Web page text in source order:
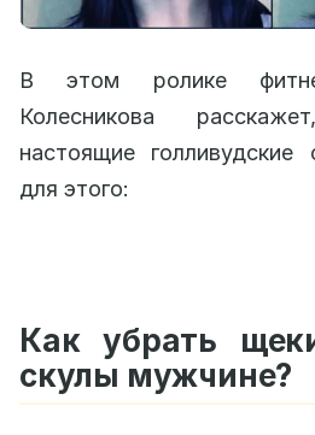
В этом ролике
Колесникова
настоящие голливудские
для этого:
Как убрать
скулы мужчине?